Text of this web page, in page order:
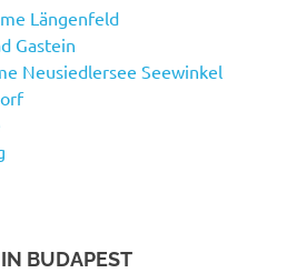
Längenfeld
Gastein
Neusiedlersee Seewinkel
BUDAPEST